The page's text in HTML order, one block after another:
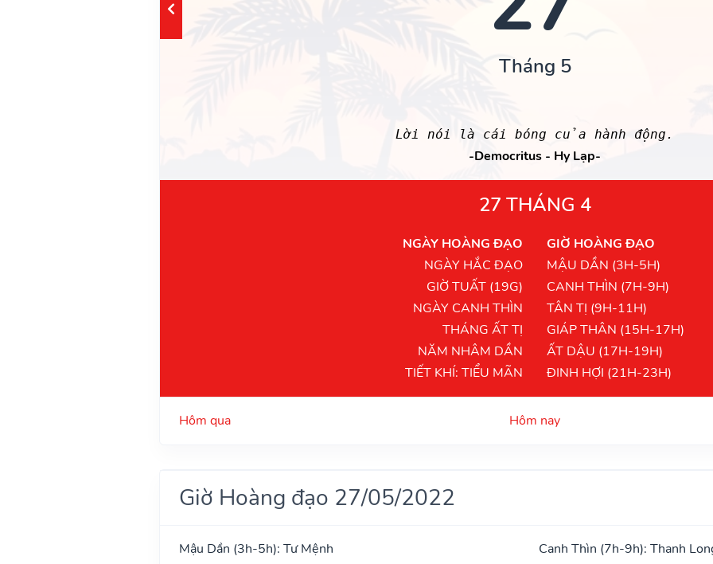
Tháng 5
Lời nói là cái bóng của hành động.
-Democritus - Hy Lạp-
27 THÁNG 4
NGÀY HOÀNG ĐẠO
NGÀY HẮC ĐẠO
GIỜ TUẤT (19G)
NGÀY CANH THÌN
THÁNG ẤT TỊ
NĂM NHÂM DẦN
TIẾT KHÍ: TIỂU MÃN
GIỜ HOÀNG ĐẠO
MẬU DẦN (3H-5H)
CANH THÌN (7H-9H)
TÂN TỊ (9H-11H)
GIÁP THÂN (15H-17H)
ẤT DẬU (17H-19H)
ĐINH HỢI (21H-23H)
Hôm qua Hôm nay
Giờ Hoàng đạo 27/05/2022
Mậu Dần (3h-5h): Tư Mệnh Canh Thìn (7h-9h): Thanh